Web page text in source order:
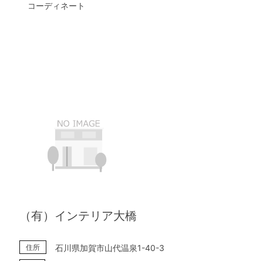
コーディネート
（有）インテリア大橋
住所 石川県加賀市山代温泉1-40-3